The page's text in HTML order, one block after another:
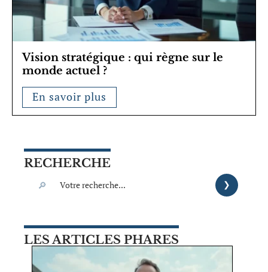
Vision stratégique : qui règne sur le
monde actuel ?
En savoir plus
RECHERCHE
LES ARTICLES PHARES